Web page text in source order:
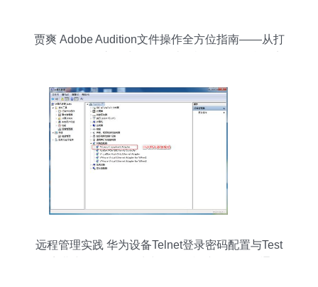
贾爽 Adobe Audition文件操作全方位指南——从打
远程管理实践 华为设备Telnet登录密码配置与Test